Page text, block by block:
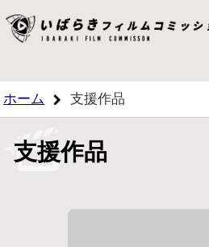
ホーム 支援作品
支援作品